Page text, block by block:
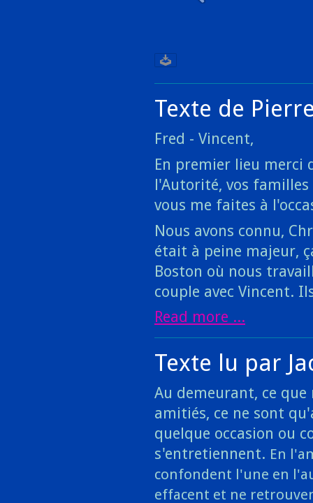
Texte de
Fred - Vincent,
En premier lieu merci
l'Autorité, vos
vous me faites à
Nous avons connu,
était à peine majeur,
Boston où nous
couple avec Vincent.
Read more ...
Texte lu par
Au demeurant, ce
amitiés, ce ne sont
quelque occasion ou
s'entretiennent. En
confondent l'une en
effacent et ne